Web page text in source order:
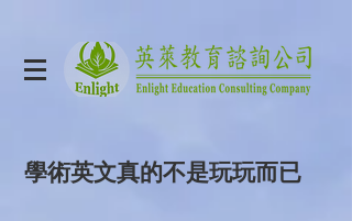
​學術英文真的不是玩玩而已